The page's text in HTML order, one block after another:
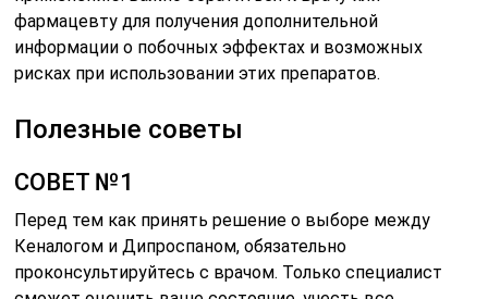
фармацевту для получения дополнительной
информации о побочных эффектах и возможных
рисках при использовании этих препаратов.
Полезные советы
СОВЕТ №1
Перед тем как принять решение о выборе между
Кеналогом и Дипроспаном, обязательно
проконсультируйтесь с врачом. Только специалист